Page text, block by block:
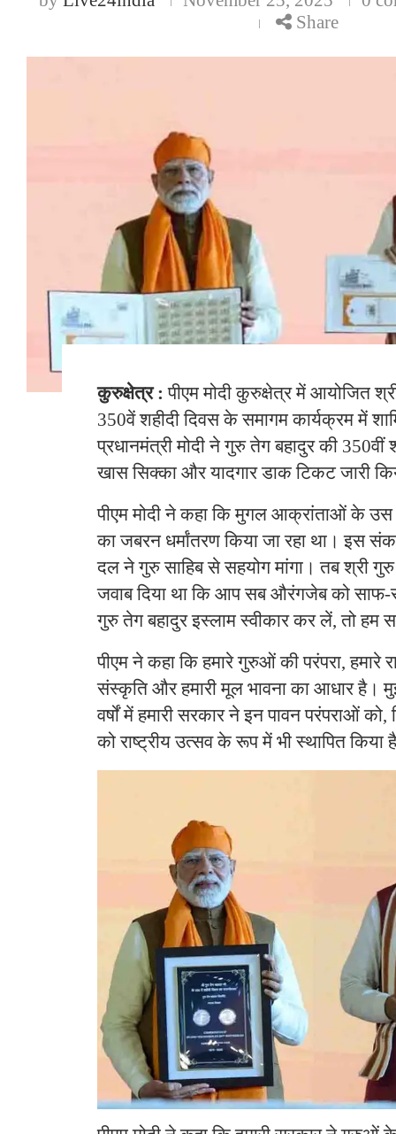
Share
कुरुक्षेत्र :पीएम मोदी कुरुक्षेत्र में आयोजित
350वें शहीदी दिवस के समागम कार्यक्रम में
प्रधानमंत्री मोदी ने गुरु तेग बहादुर की 350वीं
खास सिक्का और यादगार डाक टिकट जारी
पीएम मोदी ने कहा कि मुगल आक्रांताओं के उस
का जबरन धर्मांतरण किया जा रहा था। इस
दल ने गुरु साहिब से सहयोग मांगा। तब श्री गुरु
जवाब दिया था कि आप सब औरंगजेब को साफ-
गुरु तेग बहादुर इस्लाम स्वीकार कर लें, तो हम
पीएम ने कहा कि हमारे गुरुओं की परंपरा, हमारे
संस्कृति और हमारी मूल भावना का आधार है।
वर्षों में हमारी सरकार ने इन पावन परंपराओं
को राष्ट्रीय उत्सव के रूप में भी स्थापित किया